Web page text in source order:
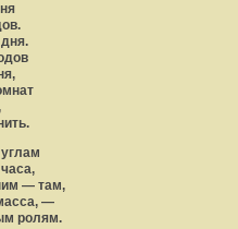
— там,
—
ролям.